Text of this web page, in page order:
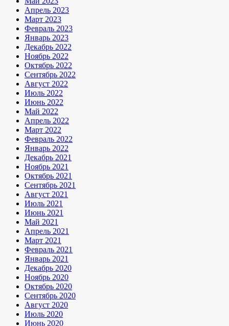
Апрель 2023
Март 2023
Февраль 2023
Январь 2023
Декабрь 2022
Ноябрь 2022
Октябрь 2022
Сентябрь 2022
Август 2022
Июль 2022
Июнь 2022
Май 2022
Апрель 2022
Март 2022
Февраль 2022
Январь 2022
Декабрь 2021
Ноябрь 2021
Октябрь 2021
Сентябрь 2021
Август 2021
Июль 2021
Июнь 2021
Май 2021
Апрель 2021
Март 2021
Февраль 2021
Январь 2021
Декабрь 2020
Ноябрь 2020
Октябрь 2020
Сентябрь 2020
Август 2020
Июль 2020
Июнь 2020